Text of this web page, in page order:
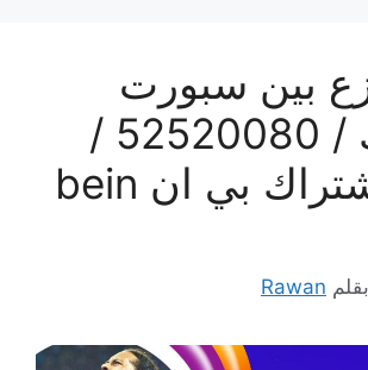
بين سبورت
اليرموك / 52520080 /
تجديد اشتراك بي ان bein
بقلم Rawan